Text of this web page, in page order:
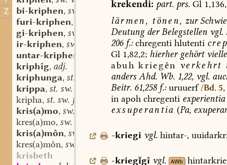
Z
bi-kriphen, sw. v.
furi-kriphen,
gi-kriphen, sw. v.
ir-kriphen, sw. v.
untar-kriphen
kriphîg, adj.
kriphunga, st. f.
krippa, st. sw. f.
kripha, st. sw. f.
kris(a)mo, sw. m.
kres(a)mo, sw. m.
kris(a)môn, sw. v.
kres(a)môn, sw. v.
krisbeth
krekendi: part.prs.Gl
lärmen, tönen, zur
Deutungder Belegstellenvgl.
206f.:chregentihlutenti
Gl1,82,2; hierhergehört
abuh kriegên verkehrt
anders Ahd.Wb.1,22,vgl.
Beitr.61,258f.:uruuerf /Bd. 5,
inapohchregenti experientia
exsuperantia (Pa,
-kriegi vgl. hintar-,
-krieggî vgl. AWb